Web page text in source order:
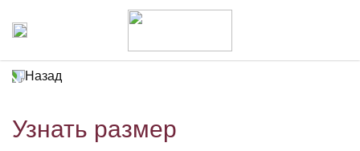
Назад
Узнать размер